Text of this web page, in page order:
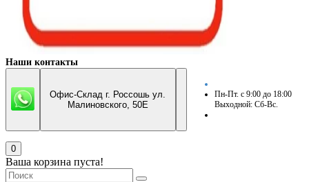
Наши контакты
Офис-Склад г. Россошь ул.
Малиновского, 50Е
Пн-Пт. с 9:00 до 18:00
Выходной: Сб-Вс.
0
Ваша корзина пуста!